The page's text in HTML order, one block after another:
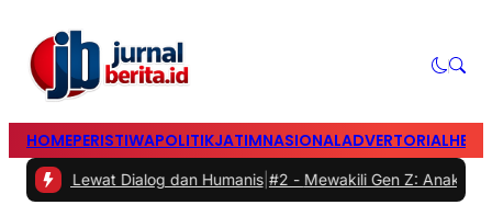
HOMEPERISTIWAPOLITIKJATIMNASIONALADVERTORIAL
Dialog dan Humanis|#2 -Mewakili Gen Z: Anak Perempuan